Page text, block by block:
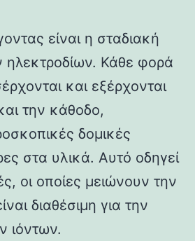
είναι η σταδιακή
ηλεκτροδίων. Κάθε φορά
και εξέρχονται
την κάθοδο,
δομικές
στα υλικά. Αυτό οδηγεί
οι οποίες μειώνουν την
διαθέσιμη για την
ιόντων.